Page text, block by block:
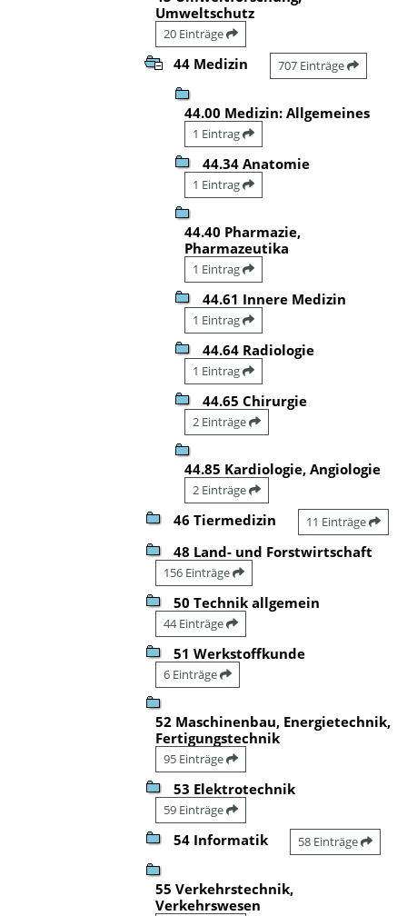
Umweltschutz
20 Einträge
44 Medizin 707 Einträge
44.00 Medizin: Allgemeines
1 Eintrag
44.34 Anatomie
1 Eintrag
44.40 Pharmazie,
Pharmazeutika
1 Eintrag
44.61 Innere Medizin
1 Eintrag
44.64 Radiologie
1 Eintrag
44.65 Chirurgie
2 Einträge
44.85 Kardiologie, Angiologie
2 Einträge
46 Tiermedizin 11 Einträge
48 Land- und Forstwirtschaft
156 Einträge
50 Technik allgemein
44 Einträge
51 Werkstoffkunde
6 Einträge
52 Maschinenbau, Energietechnik,
Fertigungstechnik
95 Einträge
53 Elektrotechnik
59 Einträge
54 Informatik 58 Einträge
55 Verkehrstechnik,
Verkehrswesen